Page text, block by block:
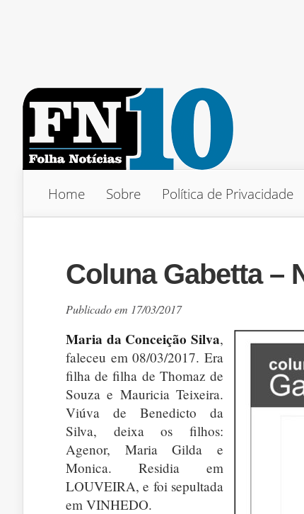
Home Sobre Política de Privacidade
Coluna Gabetta –
Publicado em 17/03/2017
Maria da Conceição Silva,
faleceu em 08/03/2017. Era
filha de filha de Thomaz de
Souza e Mauricia Teixeira.
Viúva de Benedicto da
Silva, deixa os filhos:
Agenor, Maria Gilda e
Monica. Residia em
LOUVEIRA, e foi sepultada
em VINHEDO.